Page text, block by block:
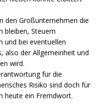
den Großunternehmen die
bleiben, Steuern
und bei eventuellen
also der Allgemeinheit und
wird.
für die
Risiko sind doch für
heute ein Fremdwort.